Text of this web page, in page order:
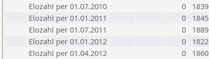
Elozahl per 01.07.2010
0
1839
Elozahl per 01.01.2011
0
1845
Elozahl per 01.07.2011
0
1889
Elozahl per 01.01.2012
0
1822
Elozahl per 01.04.2012
0
1860